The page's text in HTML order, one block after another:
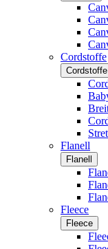
Cordstoffe
Cordstoffe
Flanell
Flanell
Fleece
Fleece